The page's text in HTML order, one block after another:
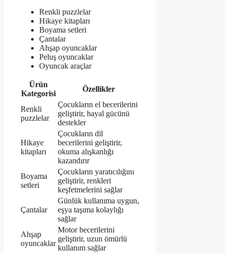
Renkli puzzlelar
Hikaye kitapları
Boyama setleri
Çantalar
Ahşap oyuncaklar
Peluş oyuncaklar
Oyuncak araçlar
Ürün
Kategorisi
Özellikler
Renkli
puzzlelar
Çocukların el becerilerini
geliştirir, hayal gücünü
destekler
Hikaye
kitapları
Çocukların dil
becerilerini geliştirir,
okuma alışkanlığı
kazandırır
Boyama
setleri
Çocukların yaratıcılığını
geliştirir, renkleri
keşfetmelerini sağlar
Çantalar
Günlük kullanıma uygun,
eşya taşıma kolaylığı
sağlar
Ahşap
oyuncaklar
Motor becerilerini
geliştirir, uzun ömürlü
kullanım sağlar